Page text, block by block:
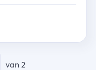
van 2